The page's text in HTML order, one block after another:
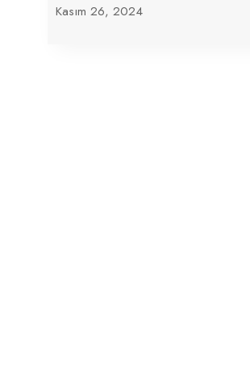
Kasım 26, 2024